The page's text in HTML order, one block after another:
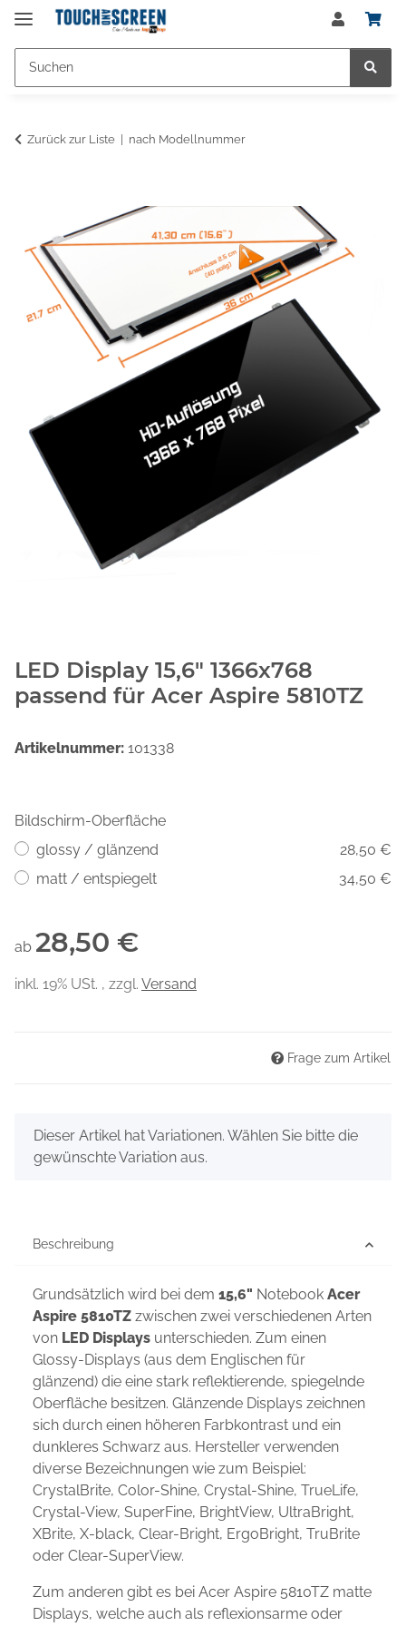
Zurück zur Liste nach Modellnummer
LED Display 15,6" 1366x768
passend für Acer Aspire 5810TZ
Artikelnummer: 101338
Bildschirm-Oberfläche
glossy / glänzend
28,50 €
matt / entspiegelt
34,50 €
ab 28,50 €
inkl. 19% USt. , zzgl. Versand
Frage zum Artikel
x
Dieser Artikel hat Variationen. Wählen Sie bitte die
gewünschte Variation aus.
Beschreibung
Grundsätzlich wird bei dem 15,6" Notebook Acer
Aspire 5810TZ zwischen zwei verschiedenen Arten
von LED Displays unterschieden. Zum einen
Glossy-Displays (aus dem Englischen für
glänzend) die eine stark reflektierende, spiegelnde
Oberfläche besitzen. Glänzende Displays zeichnen
sich durch einen höheren Farbkontrast und ein
dunkleres Schwarz aus. Hersteller verwenden
diverse Bezeichnungen wie zum Beispiel:
CrystalBrite, Color-Shine, Crystal-Shine, TrueLife,
Crystal-View, SuperFine, BrightView, UltraBright,
XBrite, X-black, Clear-Bright, ErgoBright, TruBrite
oder Clear-SuperView.
Zum anderen gibt es bei Acer Aspire 5810TZ matte
Displays, welche auch als reflexionsarme oder